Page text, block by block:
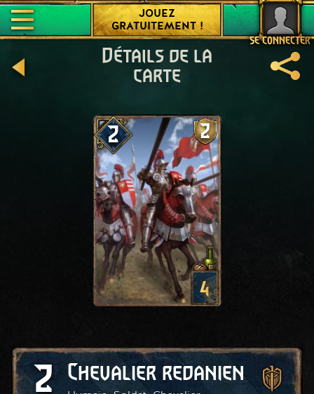
SE CONNECTER
JOUEZ
GRATUITEMENT !
Détails de la
carte
2 2
4
2 Chevalier redanien